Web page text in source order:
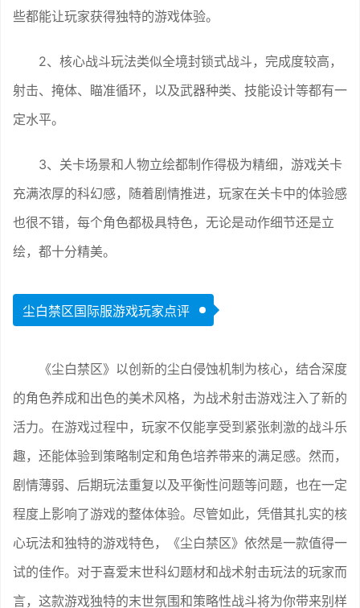
些都能让玩家获得独特的游戏体验。
2、核心战斗玩法类似全境封锁式战斗，完成度较高，
射击、掩体、瞄准循环，以及武器种类、技能设计等都有一
定水平。
3、关卡场景和人物立绘都制作得极为精细，游戏关卡
充满浓厚的科幻感，随着剧情推进，玩家在关卡中的体验感
也很不错，每个角色都极具特色，无论是动作细节还是立
绘，都十分精美。
尘白禁区国际服游戏玩家点评
《尘白禁区》以创新的尘白侵蚀机制为核心，结合深度
的角色养成和出色的美术风格，为战术射击游戏注入了新的
活力。在游戏过程中，玩家不仅能享受到紧张刺激的战斗乐
趣，还能体验到策略制定和角色培养带来的满足感。然而，
剧情薄弱、后期玩法重复以及平衡性问题等问题，也在一定
程度上影响了游戏的整体体验。尽管如此，凭借其扎实的核
心玩法和独特的游戏特色，《尘白禁区》依然是一款值得一
试的佳作。对于喜爱末世科幻题材和战术射击玩法的玩家而
言，这款游戏独特的末世氛围和策略性战斗将为你带来别样